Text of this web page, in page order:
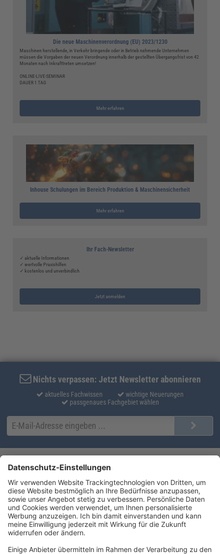
Die neue Maschinenverordnung (EU) 2023/1230
Maschinen herstellende, in Verkehr bringende oder in Betrieb nehmende Unternehmen
müssen die Vorgaben der neuen Verordnung innerhalb der gestellten Übergangsfrist von 42
Monaten nach Inkrafttreten umsetzen!
ONLINE-LIVE-SEMINAR
DAUER 1 TAG
Mehr erfahren
Inhouse Schulungen im Bereich Produktion & Maschinensicherheit
Mehr erfahren
Ihr Fach-Newsletter
✓ aktuelle Informationen
✓ wertvolle Praxishilfen
✓ kostenlos und unverbindlich
Jetzt anmelden
Nichts verpassen: Jetzt Newsletter abonnieren
aktuelles Fachwissen
wichtige Neuerungen
passgenaues Fachgebiet wählen
Kontakt
Sie erreichen uns unter:
(08233) 38 11 23
service@forum-verlag.com
Mo-Do 07:30 - 17:00 Uhr
Fr 07:30 - 15:00 Uhr
FORUM Fachliteratur
AKADEMIE HERKERT
Unsere Marken